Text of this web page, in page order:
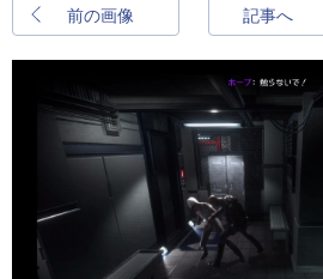
前の画像 記事へ